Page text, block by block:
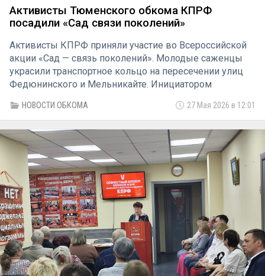
Активисты Тюменского обкома КПРФ
посадили «Сад связи поколений»
Активисты КПРФ приняли участие во Всероссийской
акции «Сад — связь поколений». Молодые саженцы
украсили транспортное кольцо на пересечении улиц
Федюнинского и Мельникайте. Инициатором
проектов «Благовест» в рамках Всероссийского
духовно-патриотического, социально-экологического
проекта «Связь поколений».
НОВОСТИ ОБКОМА 27 Мая 2026 в 12:01